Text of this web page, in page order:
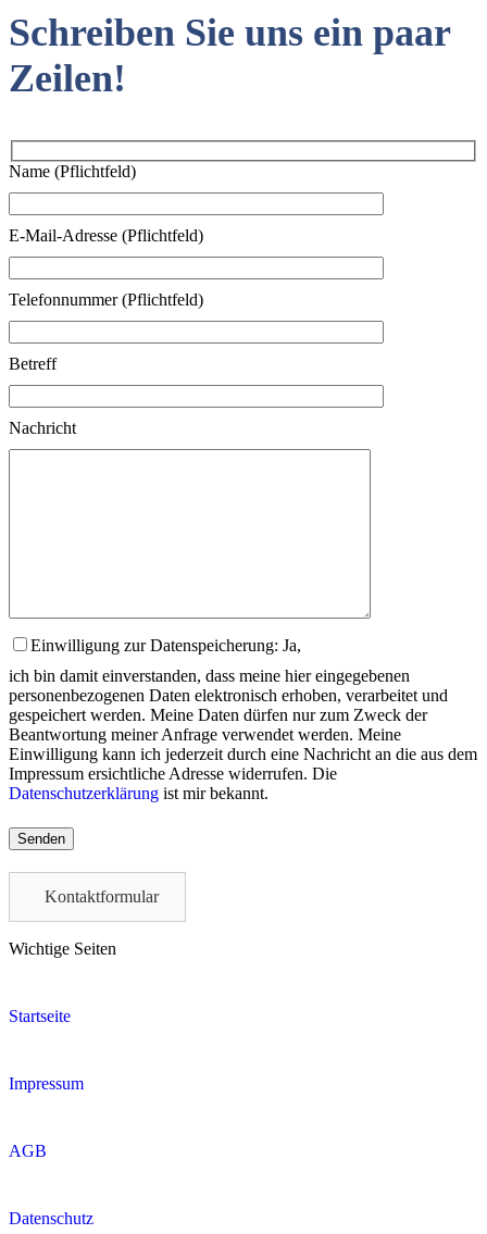
Schreiben Sie uns ein paar
Zeilen!
Name (Pflichtfeld)
E-Mail-Adresse (Pflichtfeld)
Telefonnummer (Pflichtfeld)
Betreff
Nachricht
Einwilligung zur Datenspeicherung: Ja,
ich bin damit einverstanden, dass meine hier eingegebenen
personenbezogenen Daten elektronisch erhoben, verarbeitet und
gespeichert werden. Meine Daten dürfen nur zum Zweck der
Beantwortung meiner Anfrage verwendet werden. Meine
Einwilligung kann ich jederzeit durch eine Nachricht an die aus dem
Impressum ersichtliche Adresse widerrufen. Die
Datenschutzerklärung ist mir bekannt.
Please
leave
empty.Kontaktformular
Wichtige Seiten
Startseite
Impressum
AGB
Datenschutz